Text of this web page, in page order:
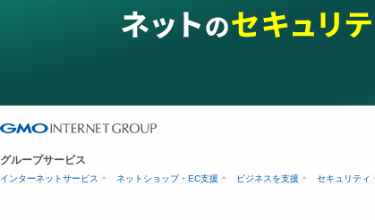
グループサービス
インターネットサービス ネットショップ・EC支援 ビジネスを支援 セキュリティ